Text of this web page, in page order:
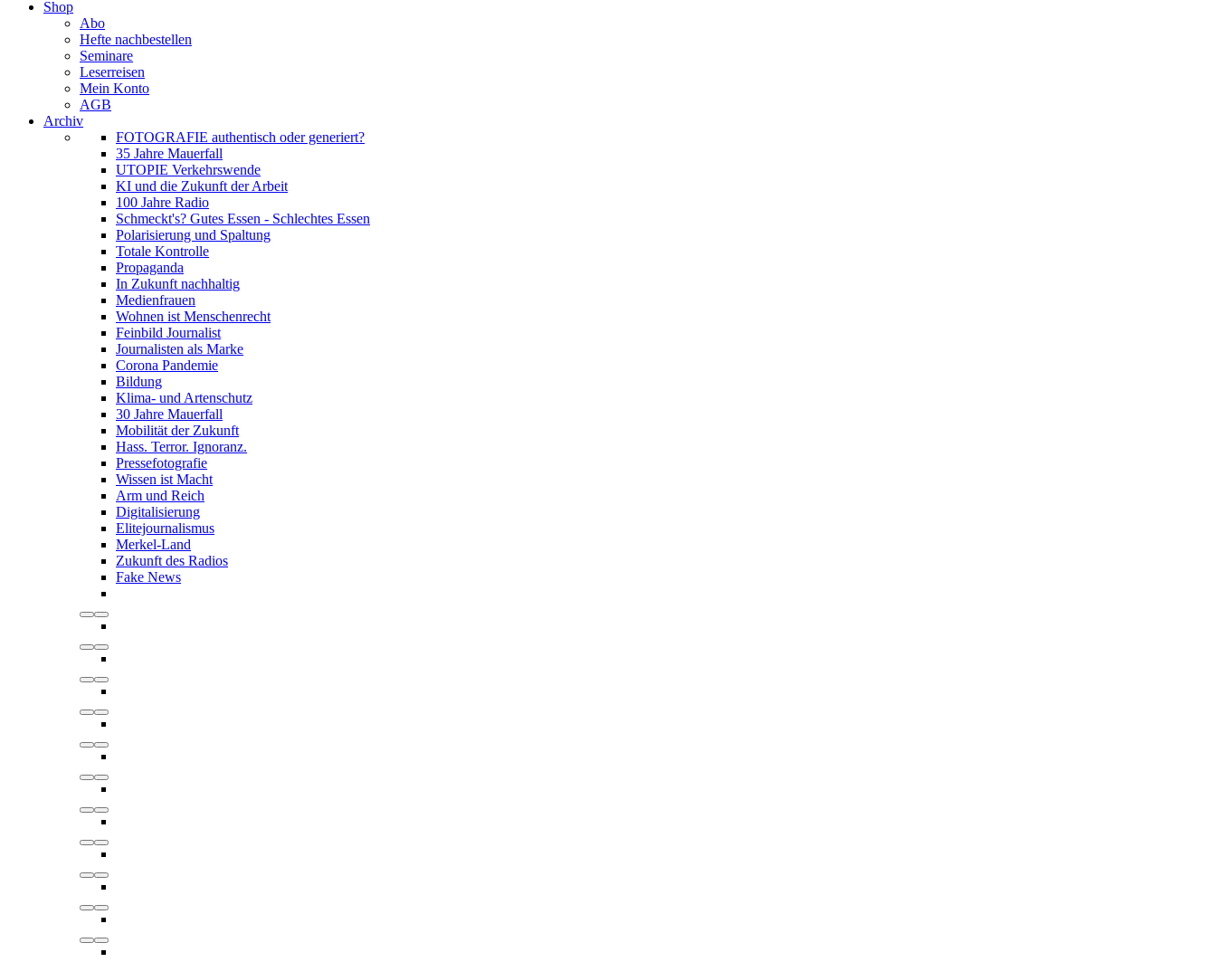
Shop
Abo
Hefte nachbestellen
Seminare
Leserreisen
Mein Konto
AGB
Archiv
FOTOGRAFIE authentisch oder generiert?
35 Jahre Mauerfall
UTOPIE Verkehrswende
KI und die Zukunft der Arbeit
100 Jahre Radio
Schmeckt's? Gutes Essen - Schlechtes Essen
Polarisierung und Spaltung
Totale Kontrolle
Propaganda
In Zukunft nachhaltig
Medienfrauen
Wohnen ist Menschenrecht
Feinbild Journalist
Journalisten als Marke
Corona Pandemie
Bildung
Klima- und Artenschutz
30 Jahre Mauerfall
Mobilität der Zukunft
Hass. Terror. Ignoranz.
Pressefotografie
Wissen ist Macht
Arm und Reich
Digitalisierung
Elitejournalismus
Merkel-Land
Zukunft des Radios
Fake News